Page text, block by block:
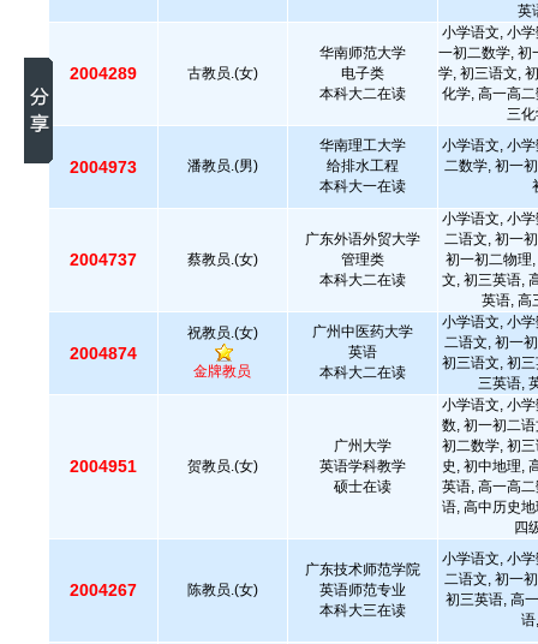
英
2004289 古教员.(女)
华南师范大学
电子类
本科大二在读
小学语文, 小
一初二数学, 初
学, 初三语文,
化学, 高一高
三
2004973 潘教员.(男)
华南理工大学
给排水工程
本科大一在读
小学语文, 小
二数学, 初一
2004737 蔡教员.(女)
广东外语外贸大学
管理类
本科大二在读
小学语文, 小
二语文, 初一
初一初二物理
文, 初三英语,
英语, 高
2004874
祝教员.(女)
金牌教员
广州中医药大学
英语
本科大二在读
小学语文, 小
二语文, 初一
初三语文, 初
三英语,
2004951 贺教员.(女)
广州大学
英语学科教学
硕士在读
小学语文, 小
数, 初一初二
初二数学, 初
史, 初中地理,
英语, 高一高
语, 高中历史
四
2004267 陈教员.(女)
广东技术师范学院
英语师范专业
本科大三在读
小学语文, 小
二语文, 初一
初三英语, 高